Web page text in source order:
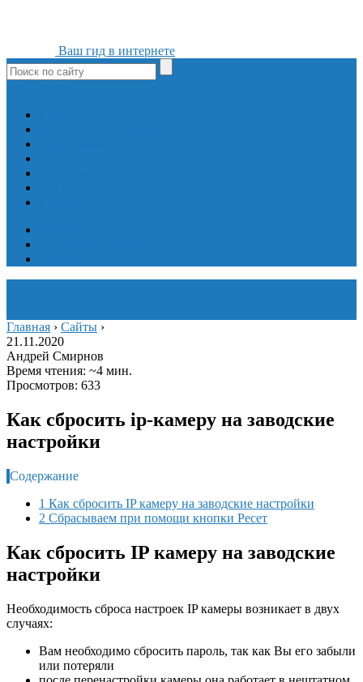
Ваш гид в интернете
Главная › Сайты ›
21.11.2020
Андрей Смирнов
Время чтения: ~4 мин.
Просмотров: 633
Как сбросить ip-камеру на заводские
настройки
Содержание
1 Как сбросить IP камеру на заводские настройки
2 Сбрасываем при помощи кнопки Ресет
Как сбросить IP камеру на заводские
настройки
Необходимость сброса настроек IP камеры возникает в двух
случаях:
Вам необходимо сбросить пароль, так как Вы его забыли
или потеряли